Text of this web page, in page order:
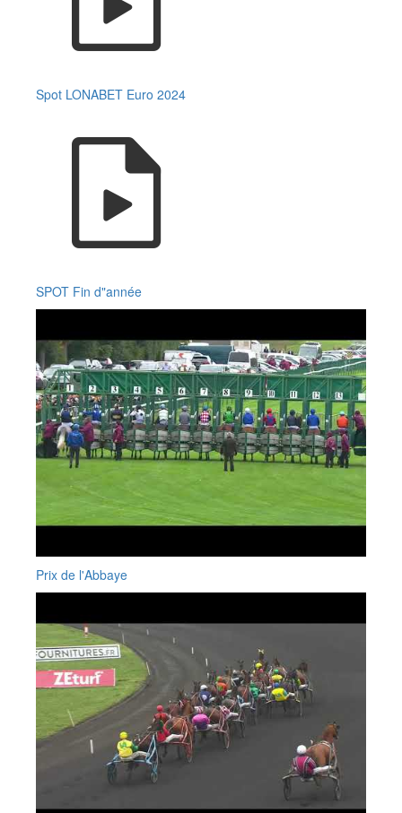
Spot LONABET Euro 2024
SPOT Fin d"année
Prix de l'Abbaye